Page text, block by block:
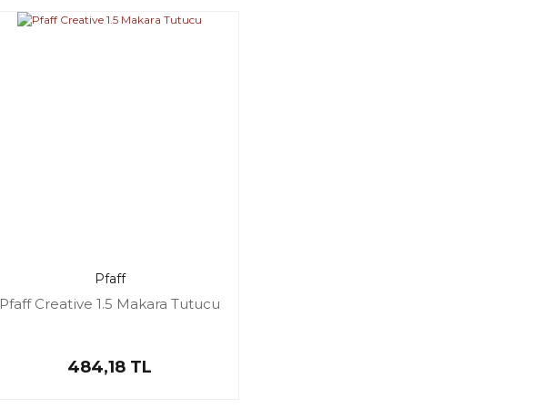
Pfaff
Pfaff Creative 1.5 Makara Tutucu
484,18 TL